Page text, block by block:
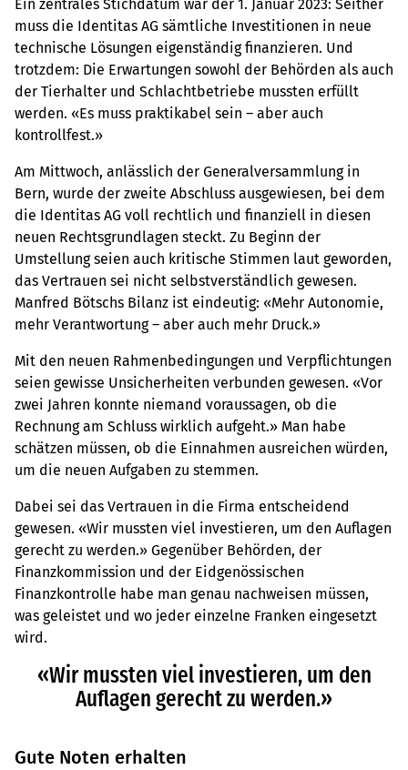
Ein zentrales Stichdatum war der 1. Januar 2023: Seither
muss die Identitas AG sämtliche Investitionen in neue
technische Lösungen eigenständig finanzieren. Und
trotzdem: Die Erwartungen sowohl der Behörden als auch
der Tierhalter und Schlachtbetriebe mussten erfüllt
werden. «Es muss praktikabel sein – aber auch
kontrollfest.»
Am Mittwoch, anlässlich der Generalversammlung in
Bern, wurde der zweite Abschluss ausgewiesen, bei dem
die Identitas AG voll rechtlich und finanziell in diesen
neuen Rechtsgrundlagen steckt. Zu Beginn der
Umstellung seien auch kritische Stimmen laut geworden,
das Vertrauen sei nicht selbstverständlich gewesen.
Manfred Bötschs Bilanz ist eindeutig: «Mehr Autonomie,
mehr Verantwortung – aber auch mehr Druck.»
Mit den neuen Rahmenbedingungen und Verpflichtungen
seien gewisse Unsicherheiten verbunden gewesen. «Vor
zwei Jahren konnte niemand voraussagen, ob die
Rechnung am Schluss wirklich aufgeht.» Man habe
schätzen müssen, ob die Einnahmen ausreichen würden,
um die neuen Aufgaben zu stemmen.
Dabei sei das Vertrauen in die Firma entscheidend
gewesen. «Wir mussten viel investieren, um den Auflagen
gerecht zu werden.» Gegenüber Behörden, der
Finanzkommission und der Eidgenössischen
Finanzkontrolle habe man genau nachweisen müssen,
was geleistet und wo jeder einzelne Franken eingesetzt
wird.
«Wir mussten viel investieren, um den
Auflagen gerecht zu werden.»
Gute Noten erhalten